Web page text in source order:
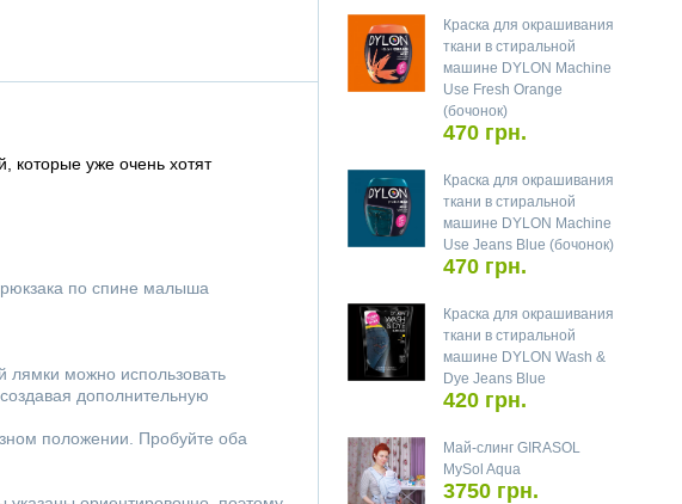
которые уже очень хотят
рюкзака по спине малыша
лямки можно использовать
дополнительную
положении. Пробуйте оба
Краска для окрашивания
ткани в стиральной
машине DYLON Machine
Use Fresh Orange
(бочонок)
470 грн.
Краска для окрашивания
ткани в стиральной
машине DYLON Machine
Use Jeans Blue (бочонок)
470 грн.
Краска для окрашивания
ткани в стиральной
машине DYLON Wash &
Dye Jeans Blue
420 грн.
Май-слинг GIRASOL
MySol Aqua
3750 грн.